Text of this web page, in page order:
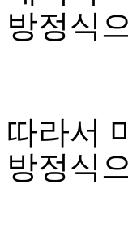
방정식
따라서
방정식